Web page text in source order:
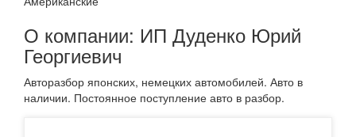
О компании: ИП Дуденко Юрий
Георгиевич
Авторазбор японских, немецких автомобилей. Авто в
наличии. Постоянное поступление авто в разбор.